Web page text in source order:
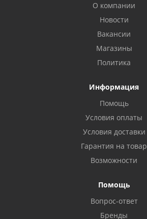
О компании
Новости
Вакансии
Магазины
Политика
Информация
Помощь
Условия оплаты
Условия доставки
Гарантия на товар
Возможности
Помощь
Вопрос-ответ
Бренды